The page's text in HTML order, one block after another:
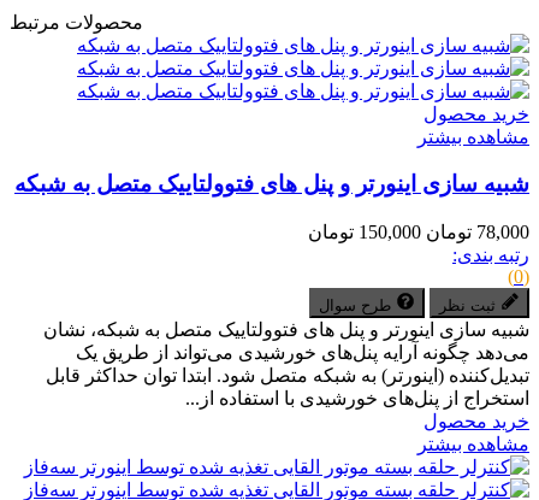
محصولات مرتبط
خرید محصول
مشاهده بیشتر
شبیه سازی اینورتر و پنل های فتوولتاییک متصل به شبکه
78,000 تومان
150,000 تومان
رتبه بندی:
(0)
ثبت نظر طرح سوال
شبیه سازی اینورتر و پنل های فتوولتاییک متصل به شبکه، نشان
می‌دهد چگونه آرایه پنل‌های خورشیدی می‌تواند از طریق یک
تبدیل‌کننده (اینورتر) به شبکه متصل شود. ابتدا توان حداکثر قابل
استخراج از پنل‌های خورشیدی با استفاده از...
خرید محصول
مشاهده بیشتر